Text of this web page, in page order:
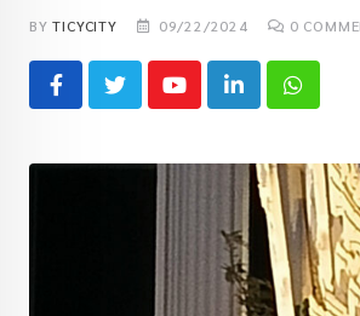
BYTICYCITY 09/22/2024 0